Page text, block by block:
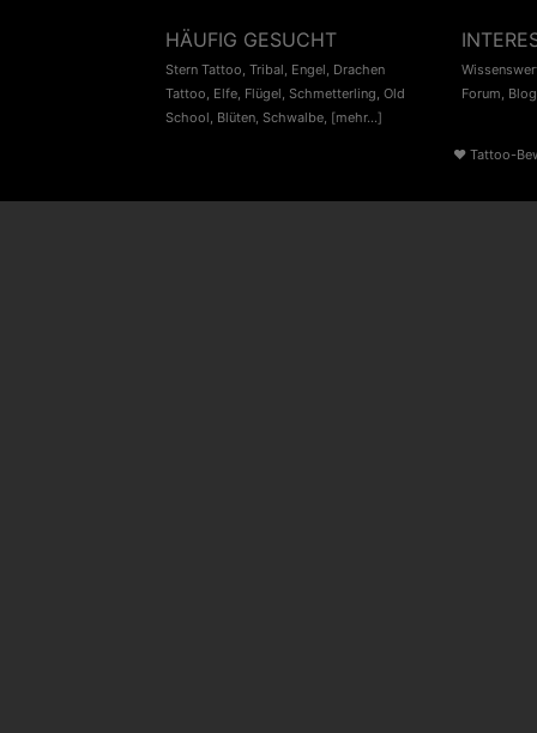
HÄUFIG GESUCHT
Stern Tattoo, Tribal, Engel, Drachen
Tattoo, Elfe, Flügel, Schmetterling, Old
School, Blüten, Schwalbe, [mehr...]
Forum, Blog
♥ Tattoo-